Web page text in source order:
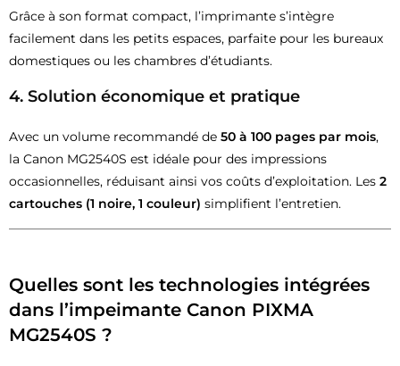
Grâce à son format compact, l’imprimante s’intègre
facilement dans les petits espaces, parfaite pour les bureaux
domestiques ou les chambres d’étudiants.
4. Solution économique et pratique
Avec un volume recommandé de 50 à 100 pages par mois,
la Canon MG2540S est idéale pour des impressions
occasionnelles, réduisant ainsi vos coûts d’exploitation. Les 2
cartouches (1 noire, 1 couleur) simplifient l’entretien.
Quelles sont les technologies intégrées
dans l’impeimante Canon PIXMA
MG2540S ?